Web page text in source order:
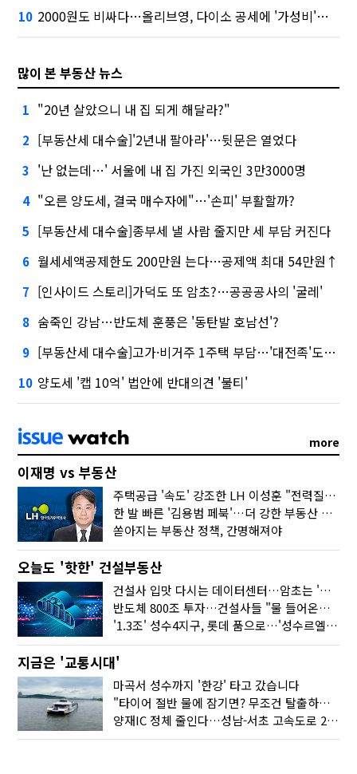
10 2000원도 비싸다…올리브영, 다이소 공세에 '가성비'로 맞불
많이 본 부동산 뉴스
1 "20년 살았으니 내 집 되게 해달라?"
2 [부동산세 대수술]'2년내 팔아라'…뒷문은 열었다
3 '난 없는데…' 서울에 내 집 가진 외국인 3만3000명
4 "오른 양도세, 결국 매수자에"…'손피' 부활할까?
5 [부동산세 대수술]종부세 낼 사람 줄지만 세 부담 커진다
6 월세세액공제한도 200만원 는다…공제액 최대 54만원↑
7 [인사이드 스토리]가덕도 또 암초?…공공공사의 '굴레'
8 숨죽인 강남…반도체 훈풍은 '동탄발 호남선'?
9 [부동산세 대수술]고가·비거주 1주택 부담…'대전족'도 불똥
10 양도세 '캡 10억' 법안에 반대의견 '불티'
more
이재명 vs 부동산
주택공급 '속도' 강조한 LH 이성훈 "전력질주해야"
한 발 빠른 '김용범 페북'…더 강한 부동산 규제 나오나
쏟아지는 부동산 정책, 간명해져야
오늘도 '핫한' 건설부동산
건설사 입맛 다시는 데이터센터…암초는 '주민 반대'
반도체 800조 투자…건설사들 "물 들어온다!"
'1.3조' 성수4지구, 롯데 품으로…'성수르엘 S70' 거듭
지금은 '교통시대'
마곡서 성수까지 '한강' 타고 갔습니다
"타이어 절반 물에 잠기면? 무조건 탈출하세요"
양재IC 정체 줄인다…성남-서초 고속도로 2029년 착공